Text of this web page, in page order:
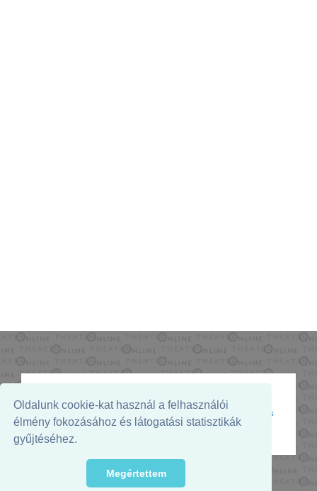
Oldalunk cookie-kat használ a felhasználói
élmény fokozásához és látogatási statisztikák
gyűjtéséhez.
Megértettem
Az oldal megjelenését támogatja:
© 2026. - THEATER Online -theater.hu